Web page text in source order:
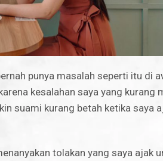
punya masalah seperti itu di
kesalahan saya yang kurang
suami kurang betah ketika saya
tolakan yang saya ajak